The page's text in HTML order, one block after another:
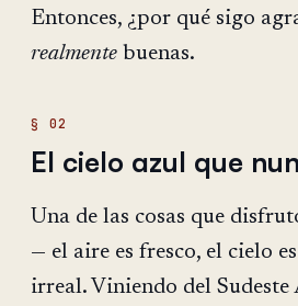
Entonces, ¿por qué sigo
realmente buenas.
El cielo azul que
Una de las cosas que
— el aire es fresco, el cielo
irreal. Viniendo del